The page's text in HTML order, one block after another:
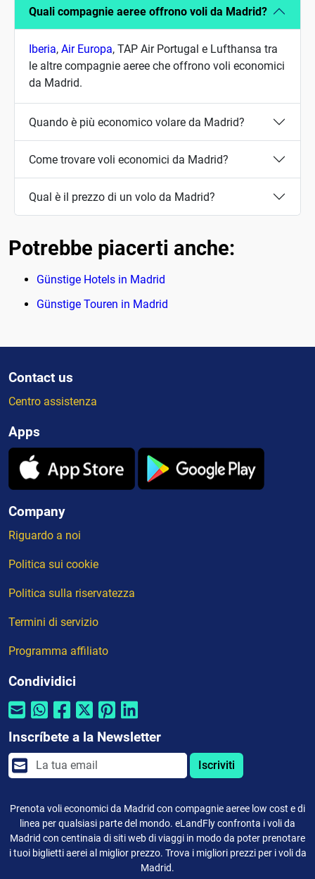
Quali compagnie aeree offrono voli da Madrid?
Iberia, Air Europa, TAP Air Portugal e Lufthansa tra
le altre compagnie aeree che offrono voli economici
da Madrid.
Quando è più economico volare da Madrid?
Come trovare voli economici da Madrid?
Qual è il prezzo di un volo da Madrid?
Potrebbe piacerti anche:
Günstige Hotels in Madrid
Günstige Touren in Madrid
Contact us
Centro assistenza
Apps
Company
Riguardo a noi
Politica sui cookie
Politica sulla riservatezza
Termini di servizio
Programma affiliato
Condividici
Inscríbete a la Newsletter
Iscriviti
Prenota voli economici da Madrid con compagnie aeree low cost e di
linea per qualsiasi parte del mondo. eLandFly confronta i voli da
Madrid con centinaia di siti web di viaggi in modo da poter prenotare
i tuoi biglietti aerei al miglior prezzo. Trova i migliori prezzi per i voli da
Madrid.